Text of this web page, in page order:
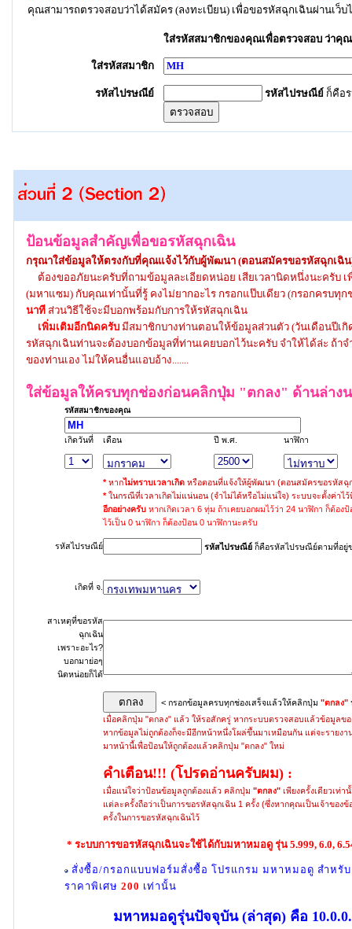
คุณสามารถตรวจสอบว่าได้สมัคร (ลงทะเบียน) เพื่อขอรหัสฉุกเฉินผ่านเว็บ
ใส่รหัสสมาชิกของคุณเพื่อตรวจสอบ ว่าคุ
ใส่รหัสสมาชิก
รหัสไปรษณีย์ รหัสไปรษณีย์ ก็คือ
ป้อนข้อมูลสำคัญเพื่อขอรหัสฉุกเฉิน
กรุณาใส่ข้อมูลให้ตรงกับที่คุณแจ้งไว้กับผู้พัฒนา (ตอนสมัครขอรหัสฉุกเฉิน
ต้องขออภัยนะครับที่ถามข้อมูลละเอียดหน่อย เสียเวลานิดหนึ่งนะครับ
(มหาแซม) กับคุณเท่านั้นที่รู้ คงไม่ยากอะไร กรอกแป๊บเดียว (กรอกครบทุ
นาทีส่วนวิธีใช้จะมีบอกพร้อมกับการให้รหัสฉุกเฉิน
เพิ่มเติมอีกนิดครับมีสมาชิกบางท่านตอนให้ข้อมูลส่วนตัว (วันเดือนปีเกิ
รหัสฉุกเฉินท่านจะต้องบอกข้อมูลที่ท่านเคยบอกไว้นะครับ จำให้ได้ล่ะ ถ้า
ของท่านเอง ไม่ให้คนอื่นแอบอ้าง.......
ใส่ข้อมูลให้ครบทุกช่องก่อนคลิกปุ่ม "ตกลง" ด้านล่าง
รหัสสมาชิกของคุณ
เกิดวันที่ เดือน ปี พ.ศ. นาฬิกา
*หากไม่ทราบเวลาเกิดหรือตอนที่แจ้งให้ผู้พัฒนา (ตอนสมัครขอรหัสฉุ
*ในกรณีที่เวลาเกิดไม่แน่นอน (จำไม่ได้หรือไม่แน่ใจ) ระบบจะตั้งค่าไ
อีกอย่างครับหากเกิดเวลา 6 ทุ่ม ถ้าเคยบอกผมไว้ว่า 24 นาฬิกา ก็ต้อง
ไว้เป็น 0 นาฬิกา ก็ต้องป้อน 0 นาฬิกานะครับ
รหัสไปรษณีย์ รหัสไปรษณีย์ก็คือรหัสไปรษณีย์ตามที่อยู่ข
เกิดที่ จ.
สาเหตุที่ขอรหัส
ฉุกเฉิน
เพราะอะไร?
บอกมาย่อๆ
นิดหน่อยก็ได้
< กรอกข้อมูลครบทุกช่องเสร็จแล้วให้คลิกปุ่ม "ตกลง"
เมื่อคลิกปุ่ม "ตกลง" แล้ว ให้รอสักครู่ หากระบบตรวจสอบแล้วข้อมูลข
หากข้อมูลไม่ถูกต้องก็จะมีอีกหน้าหนึ่งโผล่ขึ้นมาเหมือนกัน แต่จะรายง
มาหน้านี้เพื่อป้อนให้ถูกต้องแล้วคลิกปุ่ม "ตกลง" ใหม่
คำเตือน!!! (โปรดอ่านครับผม) :
เมื่อแน่ใจว่าป้อนข้อมูลถูกต้องแล้ว คลิกปุ่ม "ตกลง"เพียงครั้งเดียวเท่
แต่ละครั้งถือว่าเป็นการขอรหัสฉุกเฉิน 1 ครั้ง (ซึ่งหากคุณเป็นเจ้าของข้
ครั้งในการขอรหัสฉุกเฉินไว้
* ระบบการขอรหัสฉุกเฉินจะใช้ได้กับมหาหมอดู รุ่น 5.999, 6.0,
สั่งซื้อ/กรอกแบบฟอร์มสั่งซื้อ โปรแกรม มหาหมอดู สำหรับ
ราคาพิเศษ 200 เท่านั้น
มหาหมอดูรุ่นปัจจุบัน (ล่าสุด) คือ